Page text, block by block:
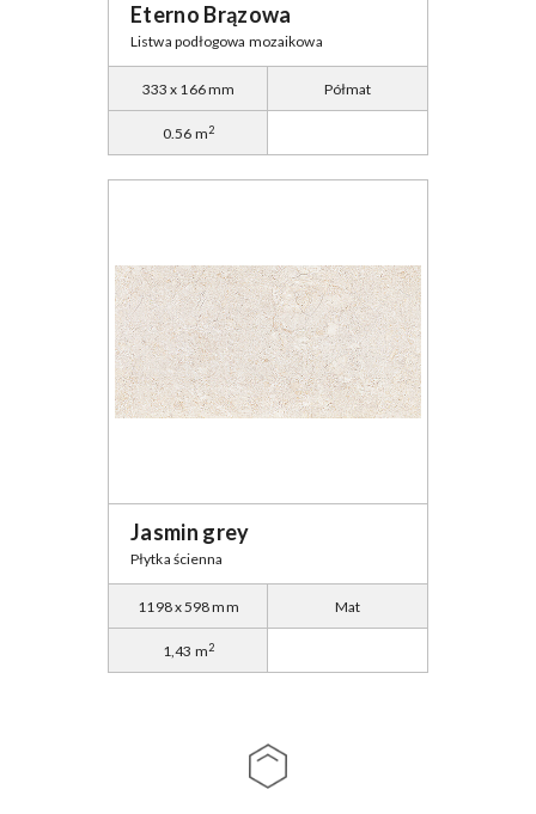
Eterno Brązowa
Listwa podłogowa mozaikowa
333 x 166 mm Półmat
0.56 m2
Jasmin grey
Płytka ścienna
1198 x 598 mm Mat
1,43 m2